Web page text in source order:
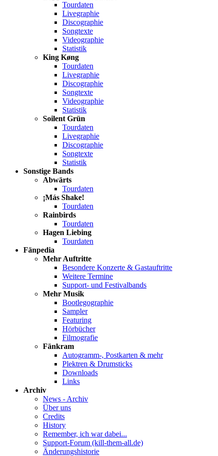
Tourdaten
Livegraphie
Discographie
Songtexte
Videographie
Statistik
King Køng
Tourdaten
Livegraphie
Discographie
Songtexte
Videographie
Statistik
Soilent Grün
Tourdaten
Livegraphie
Discographie
Songtexte
Statistik
Sonstige Bands
Abwärts
Tourdaten
¡Más Shake!
Tourdaten
Rainbirds
Tourdaten
Hagen Liebing
Tourdaten
Fänpedia
Mehr Auftritte
Besondere Konzerte & Gastauftritte
Weitere Termine
Support- und Festivalbands
Mehr Musik
Bootlegographie
Sampler
Featuring
Hörbücher
Filmografie
Fänkram
Autogramm-, Postkarten & mehr
Plektren & Drumsticks
Downloads
Links
Archiv
News - Archiv
Über uns
Credits
History
Remember, ich war dabei...
Support-Forum (kill-them-all.de)
Änderungshistorie